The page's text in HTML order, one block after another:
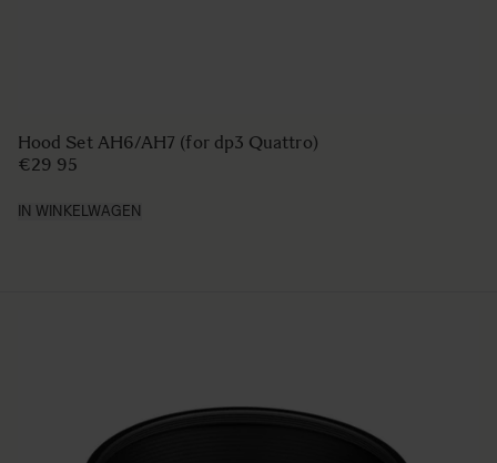
Hood Set AH6/AH7 (for dp3 Quattro)
€29 95
IN WINKELWAGEN